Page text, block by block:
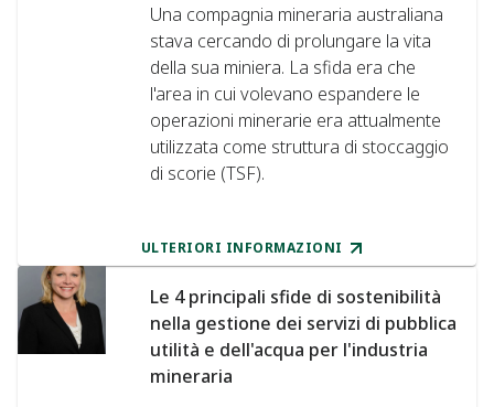
Una compagnia mineraria australiana
stava cercando di prolungare la vita
della sua miniera. La sfida era che
l'area in cui volevano espandere le
operazioni minerarie era attualmente
utilizzata come struttura di stoccaggio
di scorie (TSF).
ULTERIORI INFORMAZIONI
Le 4 principali sfide di sostenibilità
nella gestione dei servizi di pubblica
utilità e dell'acqua per l'industria
mineraria